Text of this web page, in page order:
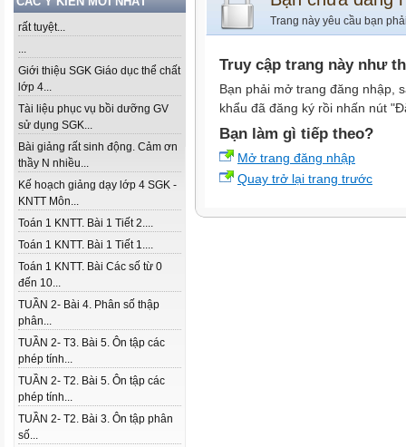
rất tuyệt...
...
Giới thiệu SGK Giáo dục thể chất
lớp 4...
Tài liệu phục vụ bồi dưỡng GV
sử dụng SGK...
Bài giảng rất sinh động. Cảm ơn
thầy N nhiều...
Kế hoạch giảng dạy lớp 4 SGK -
KNTT Môn...
Toán 1 KNTT. Bài 1 Tiết 2....
Toán 1 KNTT. Bài 1 Tiết 1....
Toán 1 KNTT. Bài Các số từ 0
đến 10...
TUẦN 2- Bài 4. Phân số thập
phân...
TUẦN 2- T3. Bài 5. Ôn tập các
phép tính...
TUẦN 2- T2. Bài 5. Ôn tập các
phép tính...
TUẦN 2- T2. Bài 3. Ôn tập phân
số...
Trang này yêu cầu bạn
Truy cập trang này như
Bạn phải mở trang đăng nhập,
khẩu đã đăng ký rồi nhấn nút
Bạn làm gì tiếp theo?
Mở trang đăng nhập
Quay trở lại trang trước